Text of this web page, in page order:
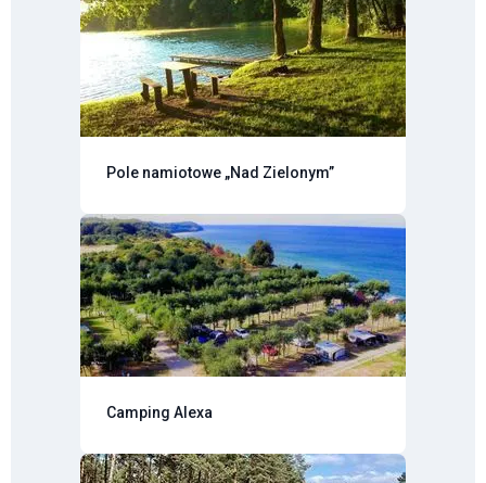
Pole namiotowe „Nad Zielonym”
Camping Alexa